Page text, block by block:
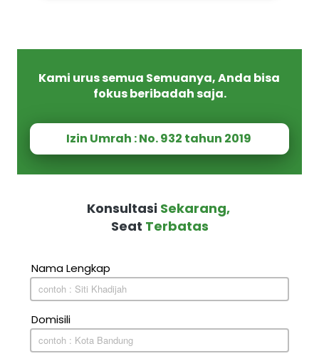
Kami urus semua Semuanya, Anda bisa
fokus beribadah saja.
Izin Umrah : No. 932 tahun 2019
Konsultasi Sekarang,
Seat Terbatas
Nama Lengkap
Domisili